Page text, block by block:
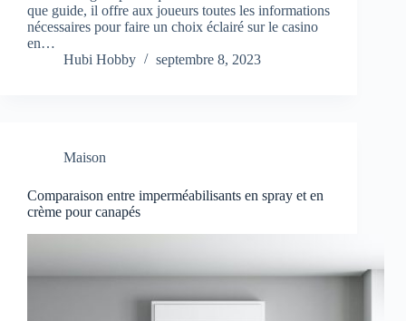
que guide, il offre aux joueurs toutes les informations
nécessaires pour faire un choix éclairé sur le casino
en…
Hubi Hobby
septembre 8, 2023
Maison
Comparaison entre imperméabilisants en spray et en
crème pour canapés